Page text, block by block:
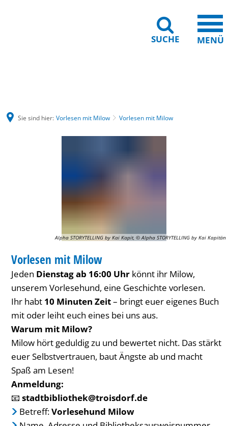
SUCHE MENÜ
Sie sind hier: Vorlesen mit Milow Vorlesen mit Milow
Alpha STORYTELLING by Kai Kapit, © Alpha STORYTELLING by Kai Kapitän
Vorlesen mit Milow
Jeden Dienstag ab 16:00 Uhr könnt ihr Milow,
unserem Vorlesehund, eine Geschichte vorlesen.
Ihr habt 10 Minuten Zeit– bringt euer eigenes Buch
mit oder leiht euch eines bei uns aus.
Warum mit Milow?
Milow hört geduldig zu und bewertet nicht. Das stärkt
euer Selbstvertrauen, baut Ängste ab und macht
Spaß am Lesen!
Anmeldung:
📧 stadtbibliothek@troisdorf.de
Betreff:Vorlesehund Milow